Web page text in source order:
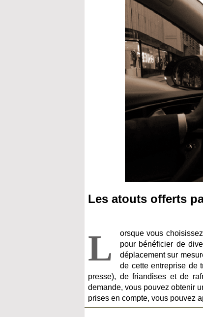
Les atouts offerts
L
orsque vous
pour bénéficier de
déplacement sur
de cette entreprise de
presse), de friandises et de
demande, vous pouvez obtenir
prises en compte, vous pouvez